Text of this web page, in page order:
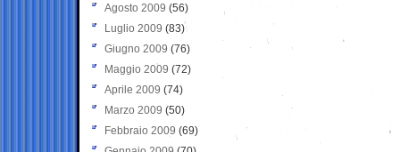
Agosto 2009 (56)
Luglio 2009 (83)
Giugno 2009 (76)
Maggio 2009 (72)
Aprile 2009 (74)
Marzo 2009 (50)
Febbraio 2009 (69)